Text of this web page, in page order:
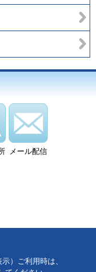
メール配信
）ご利用時は、